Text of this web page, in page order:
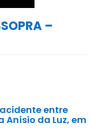
–
entre
Anísio da Luz, em